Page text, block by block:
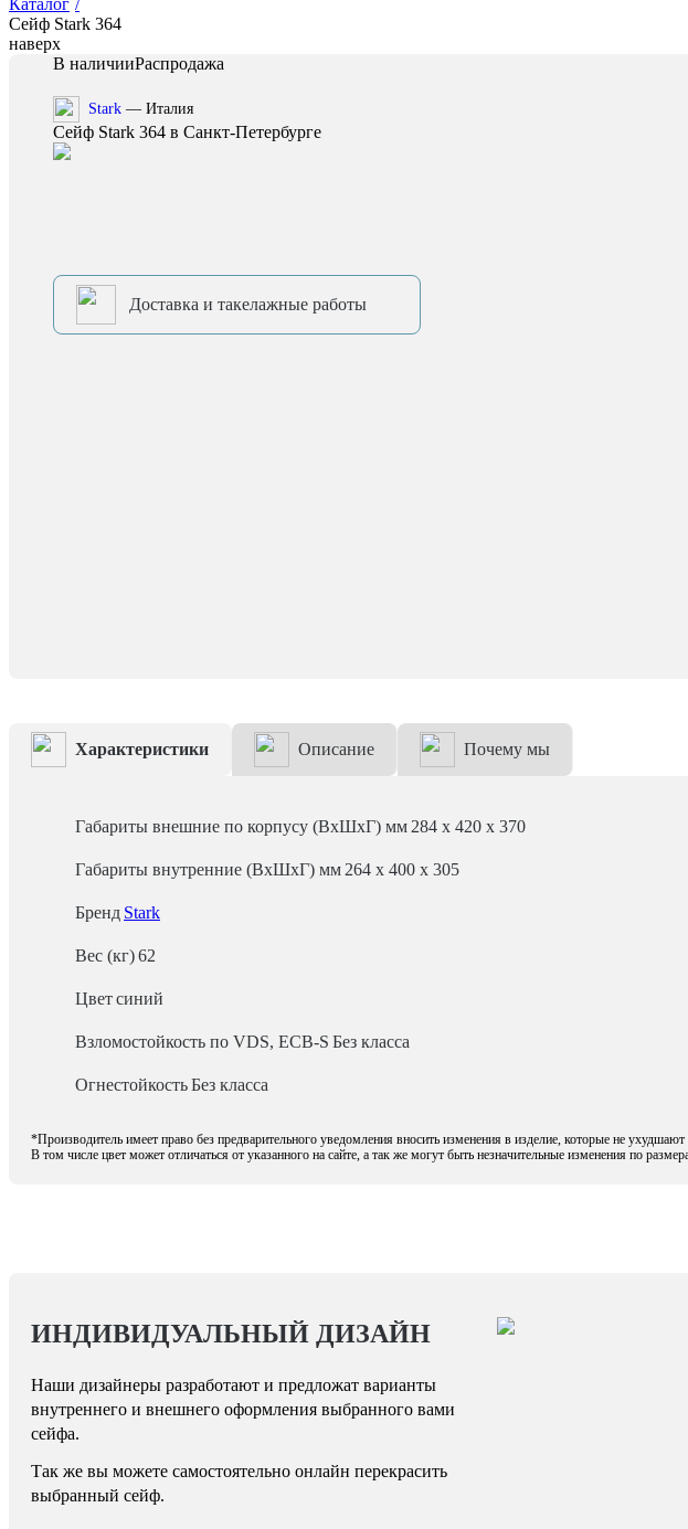
Каталог /
Сейф Stark 364
наверх
В наличииРаспродажа
Stark — Италия
Сейф Stark 364 в Санкт-Петербурге
Доставка и такелажные работы
Характеристики Описание Почему мы
Габариты внешние по корпусу (ВхШхГ) мм 284 x 420 x 370
Габариты внутренние (ВхШхГ) мм 264 x 400 x 305
Бренд Stark
Вес (кг)62
Цветсиний
Взломостойкость по VDS, ECB-S Без класса
ОгнестойкостьБез класса
*Производитель имеет право без предварительного уведомления вносить изменения в изделие, которые не
В том числе цвет может отличаться от указанного на сайте, а так же могут быть незначительные изменения по
ИНДИВИДУАЛЬНЫЙ ДИЗАЙН
Наши дизайнеры разработают и предложат варианты
внутреннего и внешнего оформления выбранного вами
сейфа.
Так же вы можете самостоятельно онлайн перекрасить
выбранный сейф.